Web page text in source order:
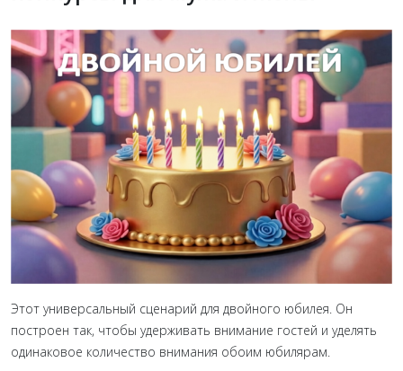
Этот универсальный сценарий для двойного юбилея. Он
построен так, чтобы удерживать внимание гостей и уделять
одинаковое количество внимания обоим юбилярам.